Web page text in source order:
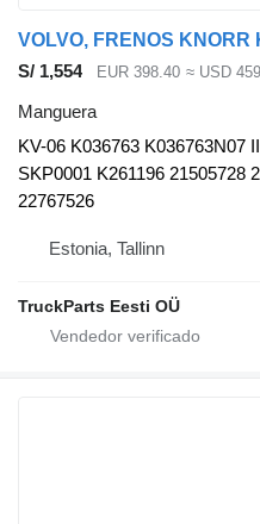
S/ 1,554 EUR 398.40 ≈ USD
Manguera
KV-06 K036763 K036763N07
SKP0001 K261196 21505728
22767526
Estonia, Tallinn
TruckParts Eesti OÜ